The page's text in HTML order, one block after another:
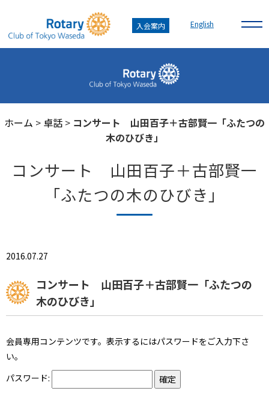
入会案内 English
ホーム > 卓話 > コンサート 山田百子＋古部賢一「ふたつの
木のひびき」
コンサート 山田百子＋古部賢一
「ふたつの木のひびき」
2016.07.27
コンサート 山田百子＋古部賢一「ふたつの
木のひびき」
会員専用コンテンツです。表示するにはパスワードをご入力下さ
い。
パスワード: